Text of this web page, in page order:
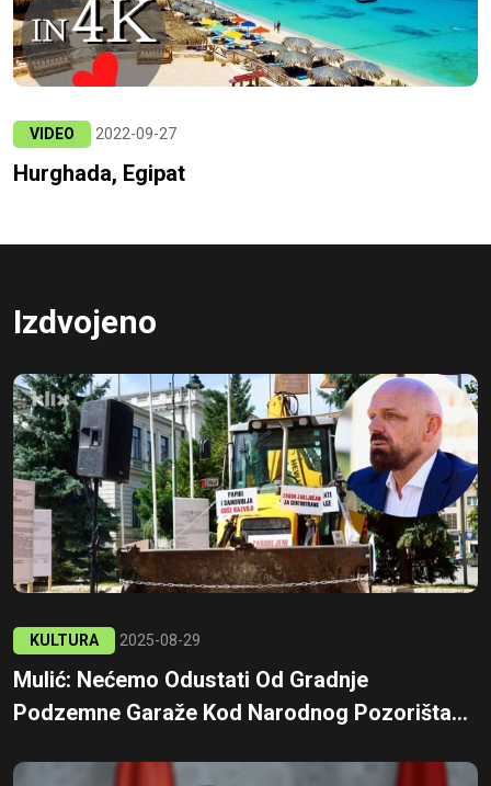
VIDEO 2022-09-27
Hurghada, Egipat
Izdvojeno
KULTURA 2025-08-29
Mulić: Nećemo Odustati Od Gradnje
Podzemne Garaže Kod Narodnog Pozorišta...